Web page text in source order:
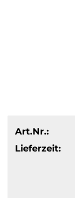
Art.Nr.:
Lieferzeit: